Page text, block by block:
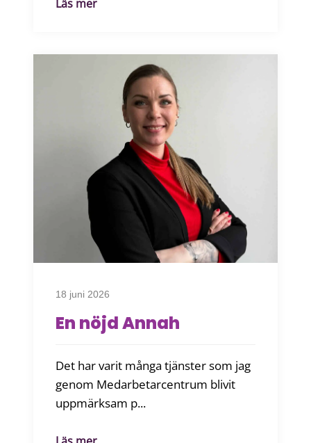
Läs mer
18 juni 2026
En nöjd Annah
Det har varit många tjänster som jag
genom Medarbetarcentrum blivit
uppmärksam p...